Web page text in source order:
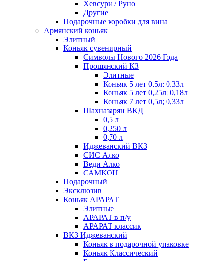
Хевсури / Руно
Другие
Подарочные коробки для вина
Армянский коньяк
Элитный
Коньяк сувенирный
Символы Нового 2026 Года
Прошянский КЗ
Элитные
Коньяк 5 лет 0,5л; 0,33л
Коньяк 5 лет 0,25л; 0,18л
Коньяк 7 лет 0,5л; 0,33л
Шахназарян ВКД
0,5 л
0,250 л
0,70 л
Иджеванский ВКЗ
СИС Алко
Веди Алко
САМКОН
Подарочный
Эксклюзив
Коньяк АРАРАТ
Элитные
АРАРАТ в п/у
АРАРАТ классик
ВКЗ Иджеванский
Коньяк в подарочной упаковке
Коньяк Классический